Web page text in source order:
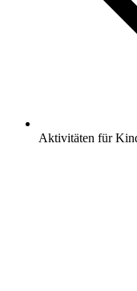
Aktivitäten für